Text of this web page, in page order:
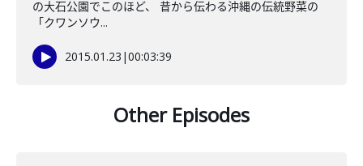
の大石公園でこのほど、 昔から伝わる沖縄の伝統野菜の
「クワンソウ...
2015.01.23 |00:03:39
Other Episodes